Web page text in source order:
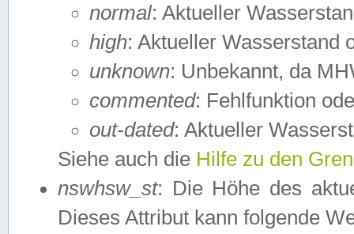
normal: Aktueller
high: Aktueller Wasserstand
unknown: Unbekannt, da
commented: Fehlfunktion
out-dated: Aktueller
Siehe auch die Hilfe zu den
nswhsw_st: Die Höhe des
Dieses Attribut kann folgende